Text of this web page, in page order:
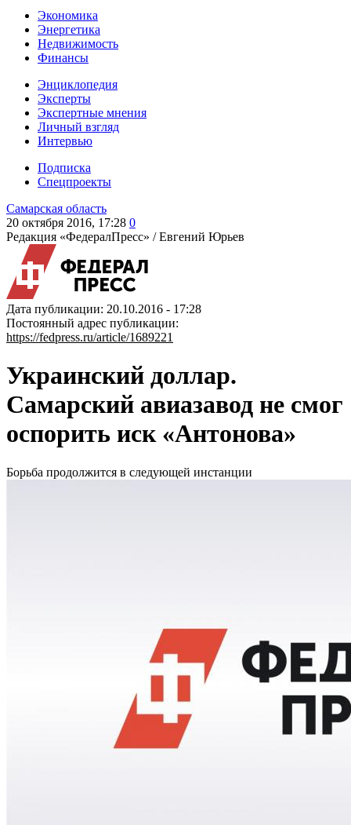
Экономика
Энергетика
Недвижимость
Финансы
Энциклопедия
Эксперты
Экспертные мнения
Личный взгляд
Интервью
Подписка
Спецпроекты
Самарская область
20 октября 2016, 17:28 0
Редакция «ФедералПресс» /Евгений Юрьев
Дата публикации: 20.10.2016 - 17:28
Постоянный адрес публикации:
https://fedpress.ru/article/1689221
Украинский доллар.
Самарский авиазавод не смог
оспорить иск «Антонова»
Борьба продолжится в следующей инстанции